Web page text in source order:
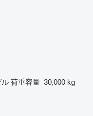
ル 荷重容量 30,000 kg